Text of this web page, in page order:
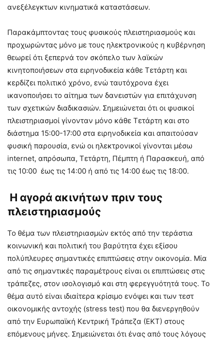
ανεξέλεγκτων κινηματικά καταστάσεων.
Παρακάμπτοντας τους φυσικούς πλειστηριασμούς και
προχωρώντας μόνο με τους ηλεκτρονικούς η κυβέρνηση
θεωρεί ότι ξεπερνά τον σκόπελο των λαϊκών
κινητοποιήσεων στα ειρηνοδικεία κάθε Τετάρτη και
κερδίζει πολιτικό χρόνο, ενώ ταυτόχρονα έχει
ικανοποιήσει το αίτημα των δανειστών για επιτάχυνση
των σχετικών διαδικασιών. Σημειώνεται ότι οι φυσικοί
πλειστηριασμοί γίνονταν μόνο κάθε Τετάρτη και στο
διάστημα 15:00-17:00 στα ειρηνοδικεία και απαιτούσαν
φυσική παρουσία, ενώ οι ηλεκτρονικοί γίνονται μέσω
internet, απρόσωπα, Τετάρτη, Πέμπτη ή Παρασκευή, από
τις 10:00 έως τις 14:00 ή από τις 14:00 έως τις 18:00.
Η αγορά ακινήτων πριν τους
πλειστηριασμούς
Το θέμα των πλειστηριασμών εκτός από την τεράστια
κοινωνική και πολιτική του βαρύτητα έχει εξίσου
πολύπλευρες σημαντικές επιπτώσεις στην οικονομία. Μία
από τις σημαντικές παραμέτρους είναι οι επιπτώσεις στις
τράπεζες, στον ισολογισμό και στη φερεγγυότητά τους. Το
θέμα αυτό είναι ιδιαίτερα κρίσιμο ενόψει και των τεστ
οικονομικής αντοχής (stress test) που θα διενεργηθούν
από την Ευρωπαϊκή Κεντρική Τράπεζα (ΕΚΤ) στους
επόμενους μήνες. Σημειώνεται ότι ένας από τους λόγους